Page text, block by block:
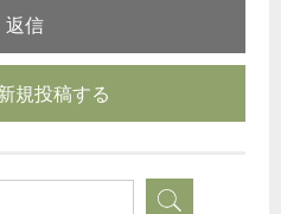
返信
規投稿する